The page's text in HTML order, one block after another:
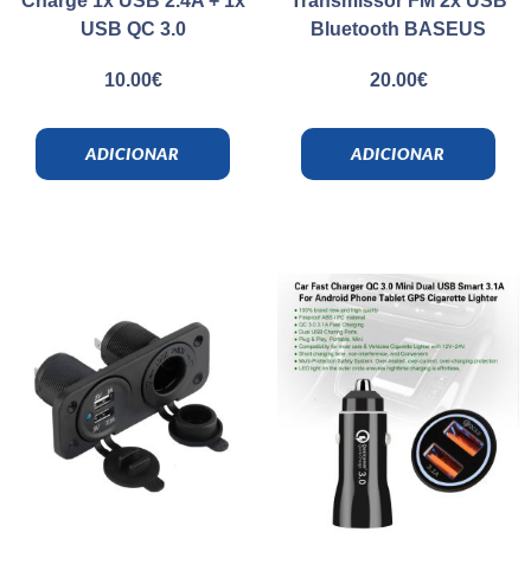
USB QC 3.0
10.00€
ADICIONAR
Bluetooth BASEUS
20.00€
ADICIONAR